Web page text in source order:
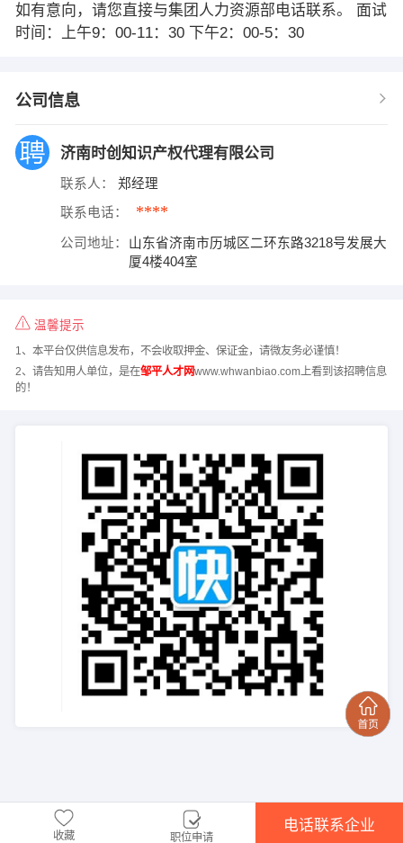
如有意向，请您直接与集团人力资源部电话联系。 面试
时间：上午9：00-11：30 下午2：00-5：30
公司信息
济南时创知识产权代理有限公司
联系人： 郑经理
联系电话： ****
公司地址：
山东省济南市历城区二环东路3218号发展大
厦4楼404室
温馨提示
1、本平台仅供信息发布，不会收取押金、保证金，请微友务必谨慎！
2、请告知用人单位，是在邹平人才网www.whwanbiao.com上看到该招聘信息
的！
收藏 职位申请
电话联系企业